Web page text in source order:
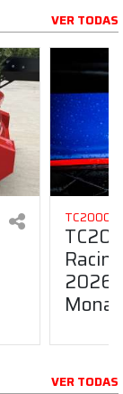
VER TODAS
TC2000
2026
VER TODAS